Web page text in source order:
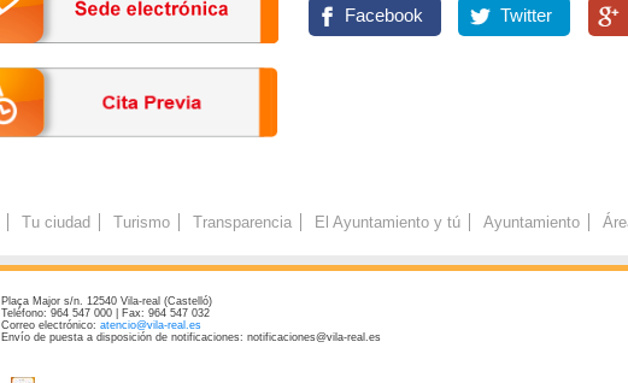
Facebook Twitter
Tu ciudad Turismo Transparencia El Ayuntamiento y tú Ayuntamiento
Plaça Major s/n. 12540 Vila-real (Castelló)
Teléfono: 964 547 000 | Fax: 964 547 032
Correo electrónico: atencio@vila-real.es
Envío de puesta a disposición de notificaciones: notificaciones@vila-real.es